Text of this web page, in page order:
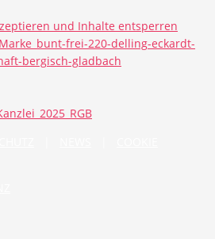
und Inhalte entsperren